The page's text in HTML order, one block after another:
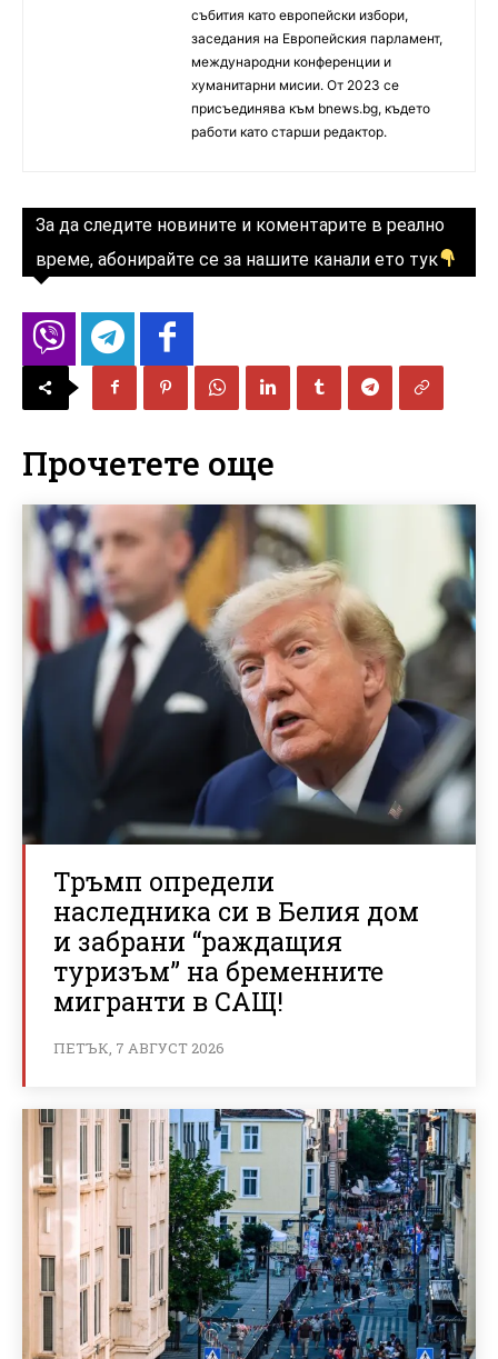
събития като европейски избори,
заседания на Европейския парламент,
международни конференции и
хуманитарни мисии. От 2023 се
присъединява към bnews.bg, където
работи като старши редактор.
За да следите новините и коментарите в реално
време, абонирайте се за нашите канали ето тук
Прочетете още
Тръмп определи
наследника си в Белия дом
и забрани “раждащия
туризъм” на бременните
мигранти в САЩ!
ПЕТЪК, 7 АВГУСТ 2026